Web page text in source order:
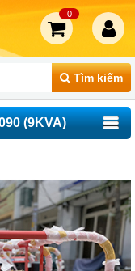
Tìm kiếm
0
(9KVA)